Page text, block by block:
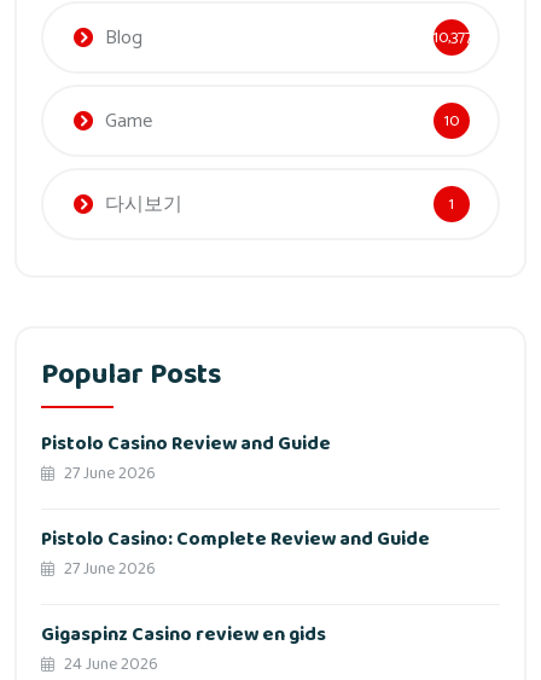
Blog 10,377
Game 10
다시보기 1
Popular Posts
Pistolo Casino Review and Guide
27 June 2026
Pistolo Casino: Complete Review and Guide
27 June 2026
Gigaspinz Casino review en gids
24 June 2026